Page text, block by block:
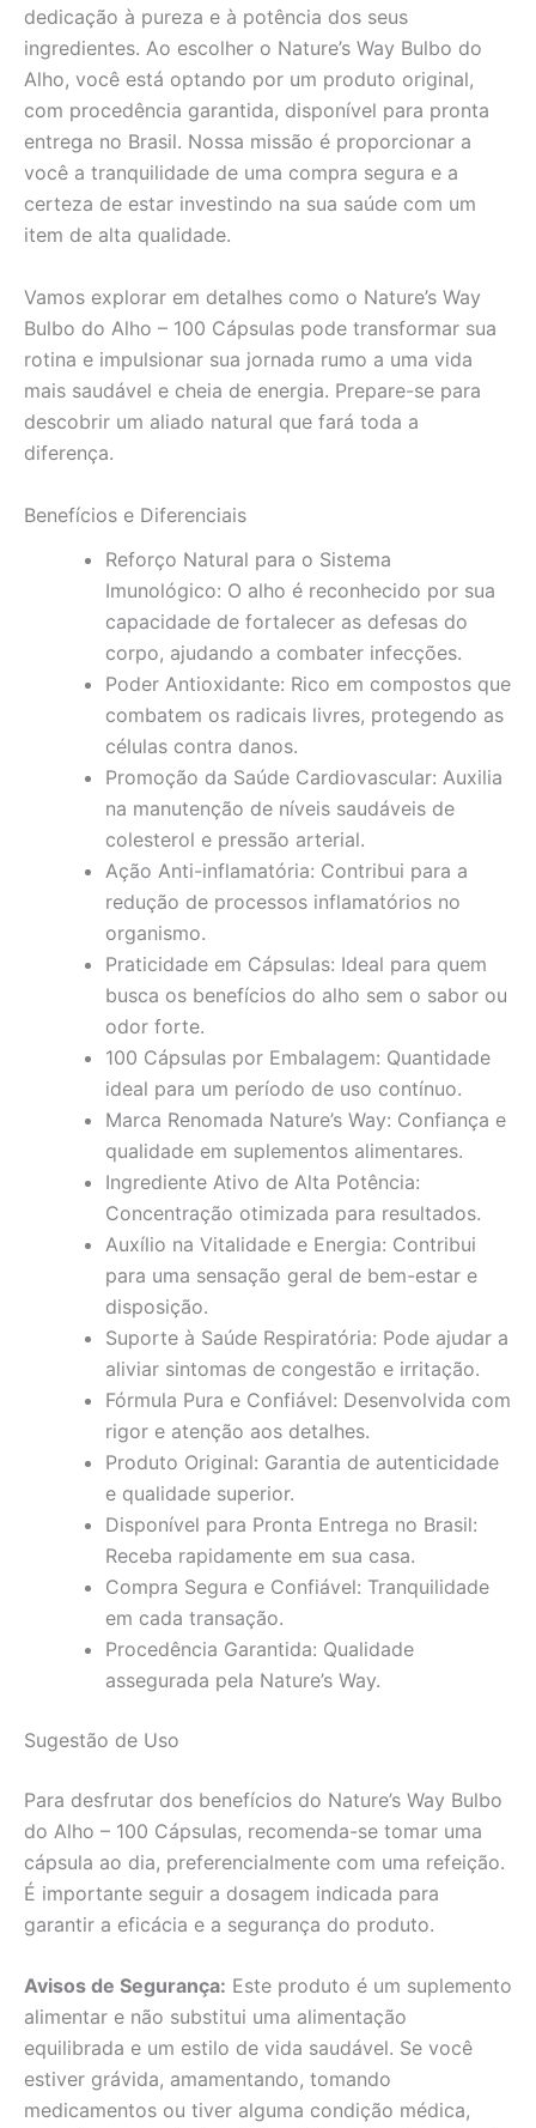
dedicação à pureza e à potência dos seus
ingredientes. Ao escolher o Nature’s Way Bulbo do
Alho, você está optando por um produto original,
com procedência garantida, disponível para pronta
entrega no Brasil. Nossa missão é proporcionar a
você a tranquilidade de uma compra segura e a
certeza de estar investindo na sua saúde com um
item de alta qualidade.
Vamos explorar em detalhes como o Nature’s Way
Bulbo do Alho – 100 Cápsulas pode transformar sua
rotina e impulsionar sua jornada rumo a uma vida
mais saudável e cheia de energia. Prepare-se para
descobrir um aliado natural que fará toda a
diferença.
Benefícios e Diferenciais
Reforço Natural para o Sistema
Imunológico: O alho é reconhecido por sua
capacidade de fortalecer as defesas do
corpo, ajudando a combater infecções.
Poder Antioxidante: Rico em compostos que
combatem os radicais livres, protegendo as
células contra danos.
Promoção da Saúde Cardiovascular: Auxilia
na manutenção de níveis saudáveis de
colesterol e pressão arterial.
Ação Anti-inflamatória: Contribui para a
redução de processos inflamatórios no
organismo.
Praticidade em Cápsulas: Ideal para quem
busca os benefícios do alho sem o sabor ou
odor forte.
100 Cápsulas por Embalagem: Quantidade
ideal para um período de uso contínuo.
Marca Renomada Nature’s Way: Confiança e
qualidade em suplementos alimentares.
Ingrediente Ativo de Alta Potência:
Concentração otimizada para resultados.
Auxílio na Vitalidade e Energia: Contribui
para uma sensação geral de bem-estar e
disposição.
Suporte à Saúde Respiratória: Pode ajudar a
aliviar sintomas de congestão e irritação.
Fórmula Pura e Confiável: Desenvolvida com
rigor e atenção aos detalhes.
Produto Original: Garantia de autenticidade
e qualidade superior.
Disponível para Pronta Entrega no Brasil:
Receba rapidamente em sua casa.
Compra Segura e Confiável: Tranquilidade
em cada transação.
Procedência Garantida: Qualidade
assegurada pela Nature’s Way.
Sugestão de Uso
Para desfrutar dos benefícios do Nature’s Way Bulbo
do Alho – 100 Cápsulas, recomenda-se tomar uma
cápsula ao dia, preferencialmente com uma refeição.
É importante seguir a dosagem indicada para
garantir a eficácia e a segurança do produto.
Avisos de Segurança: Este produto é um suplemento
alimentar e não substitui uma alimentação
equilibrada e um estilo de vida saudável. Se você
estiver grávida, amamentando, tomando
medicamentos ou tiver alguma condição médica,